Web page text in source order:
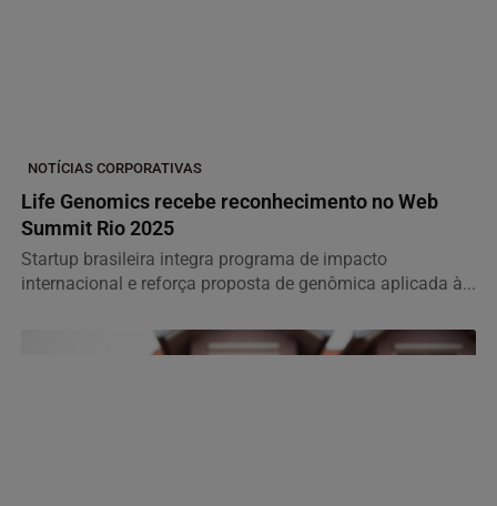
NOTÍCIAS CORPORATIVAS
Life Genomics recebe reconhecimento no Web
Summit Rio 2025
Startup brasileira integra programa de impacto
internacional e reforça proposta de genômica aplicada à...